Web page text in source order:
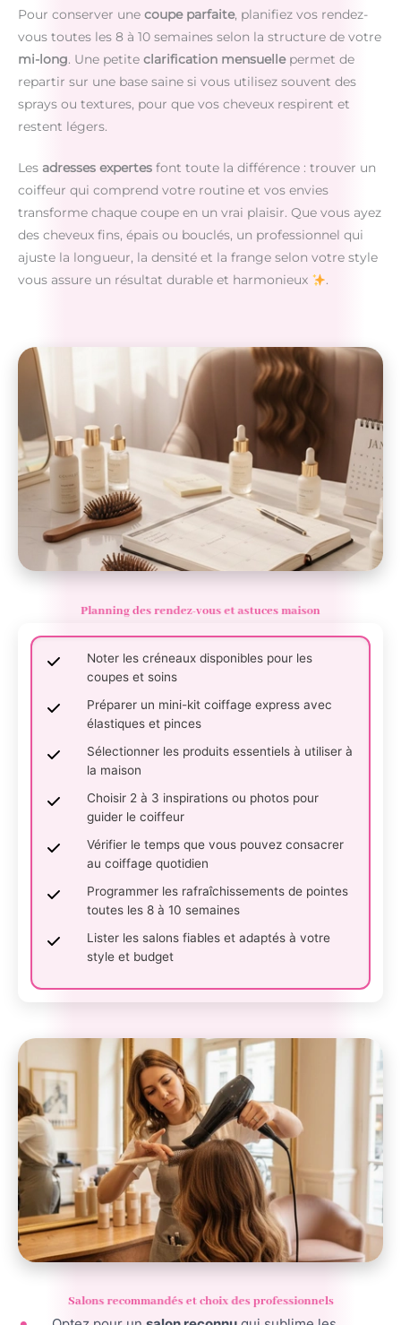
Pour conserver une coupe parfaite, planifiez vos rendez-
vous toutes les 8 à 10 semaines selon la structure de votre
mi-long. Une petite clarification mensuellepermet de
repartir sur une base saine si vous utilisez souvent des
sprays ou textures, pour que vos cheveux respirent et
restent légers.
Les adresses expertes font toute la différence : trouver un
coiffeur qui comprend votre routine et vos envies
transforme chaque coupe en un vrai plaisir. Que vous ayez
des cheveux fins, épais ou bouclés, un professionnel qui
ajuste la longueur, la densité et la frange selon votre style
vous assure un résultat durable et harmonieux
.
Planning des rendez-vous et astuces maison
Noter les créneaux disponibles pour les
coupes et soins
Préparer un mini-kit coiffage express avec
élastiques et pinces
Sélectionner les produits essentiels à utiliser à
la maison
Choisir 2 à 3 inspirations ou photos pour
guider le coiffeur
Vérifier le temps que vous pouvez consacrer
au coiffage quotidien
Programmer les rafraîchissements de pointes
toutes les 8 à 10 semaines
Lister les salons fiables et adaptés à votre
style et budget
Salons recommandés et choix des professionnels